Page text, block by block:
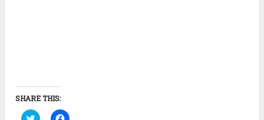
SHARE THIS:
Click Click